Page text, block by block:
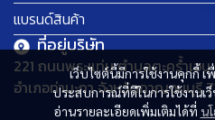
เว็บไซต์นี้มีการใช้งานคุกกี้
ประสบการณ์ที่ดีในการใช้งานเ
อ่านรายละเอียดเพิ่มเติมได้ที่ น
แบรนด์สินค้า
ที่อยู่บริษัท
221 ถนนพระแท่น ตำบลตะคร้ำเอน
อำเภอท่ามะกา จังหวัดกาญจนบุรี